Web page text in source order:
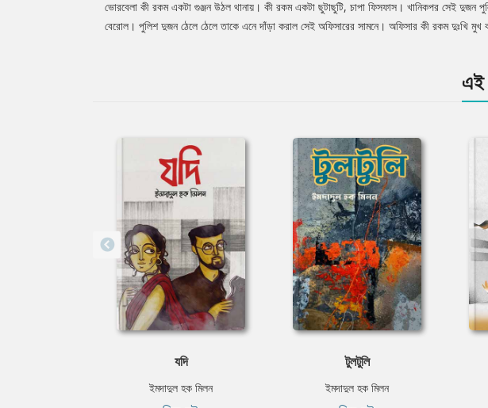
Tab
ভোরবেলা কী রকম একটা গুঞ্জন উঠল থানায়। কী রকম একটা ছুটাছুটি, চাপা ফিসফাস। খানিকপর সেই
বেরোল। পুলিশ দুজন ঠেলে ঠেলে তাকে এনে দাঁড়া করাল সেই অফিসারের সামনে। অফিসার কী রকম দুঃখি
এই
যদি
ইমদাদুল হক মিলন
টুলটুলি
ইমদাদুল হক মিলন